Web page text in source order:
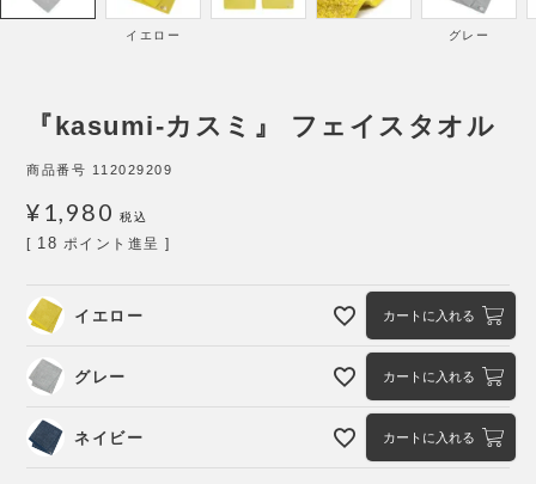
イエロー グレー
『kasumi-カスミ』 フェイスタオル
商品番号 112029209
¥ 1,980 税込
[ 18 ポイント進呈 ]
イエロー カートに入れる
グレー カートに入れる
ネイビー カートに入れる